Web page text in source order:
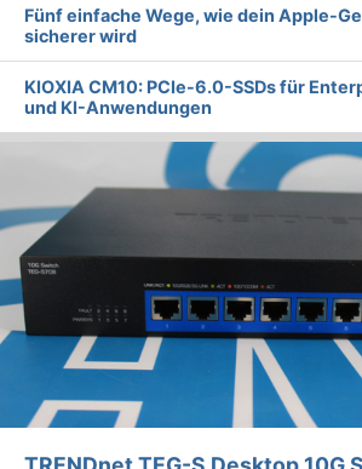
Fünf einfache Wege, wie dein Apple-
sicherer wird
KIOXIA CM10: PCIe-6.0-SSDs für
und KI-Anwendungen